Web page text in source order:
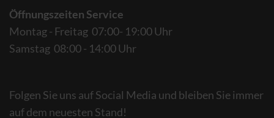
Öffnungszeiten Service
Montag - Freitag 07:00- 19:00 Uhr
Samstag 08:00 - 14:00 Uhr
Folgen Sie uns auf Social Media und bleiben Sie immer
auf dem neuesten Stand!